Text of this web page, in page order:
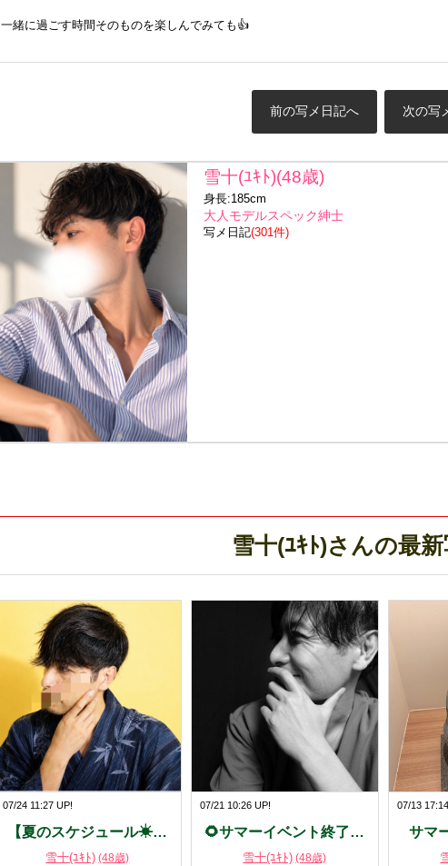
一緒に過ごす時間そのものを楽しんでみても👍
前の写メ日記へ 次の写
雪十(ﾕｷﾄ)(48歳)
身長:185cm
大人モデルスペック紳士
写メ日記(301件)
雪十(ﾕｷﾄ)さんの最
07/24 11:27 UP!
【夏のスケジュール☀…
雪十(ﾕｷﾄ) (48歳)
07/21 10:26 UP!
🌻サマーイベント終了…
雪十(ﾕｷﾄ) (48歳)
07/13
サマ